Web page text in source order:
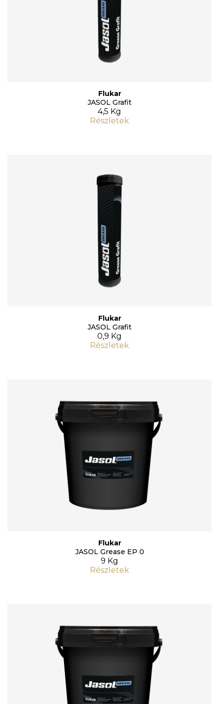
Flukar
JASOL Grafit
4,5 Kg
Részletek
Flukar
JASOL Grafit
0,9 Kg
Részletek
Flukar
JASOL Grease EP 0
9 Kg
Részletek